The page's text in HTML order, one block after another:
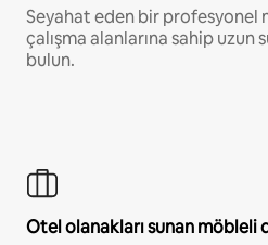
Seyahat eden bir profesyonel
çalışma alanlarına sahip
bulun.
Otel olanakları sunan möbleli